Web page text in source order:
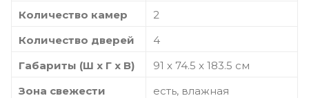
Количество камер
2
Количество дверей
4
Габариты (Ш x Г x В)
91 x 74.5 x 183.5 см
Зона свежести
есть, влажная